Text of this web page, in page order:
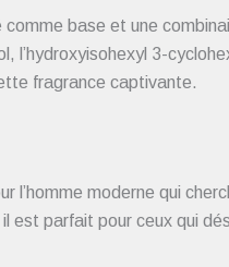
base et une
l’hydroxyisohexyl 3-
fragrance captivante.
l’homme moderne qui
parfait pour ceux qui